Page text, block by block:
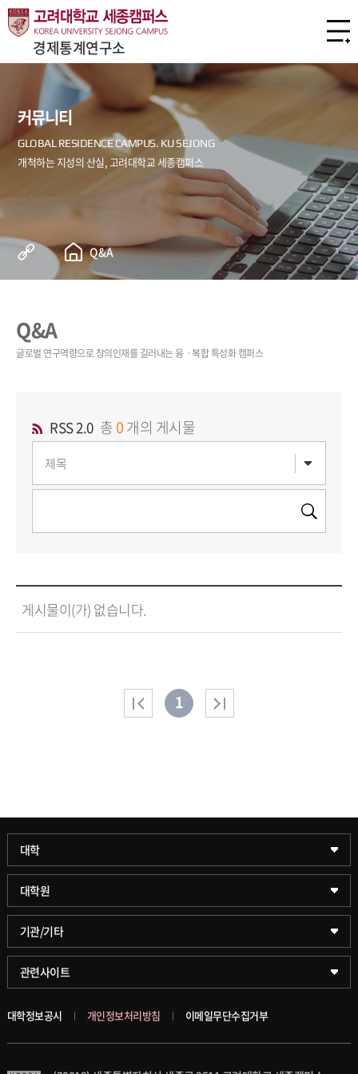
경제통계연구소
커뮤니티
Q&A
Q&A
RSS 2.0 총0개의 게시물
게시물이(가) 없습니다.
1
대학
과학기술대학
약학대학
글로벌비즈니스대학
공공정책대학
스마트도시학부
대학원
일반대학원
문화스포츠대학원
창업경영대학원
융합과학대학원
기관/기타
학술정보원(도서관)
학술정보팀
국제교류교육원
관련사이트
KUPID
블랙보드
대학정보공시 개인정보처리방침 이메일무단수집거부